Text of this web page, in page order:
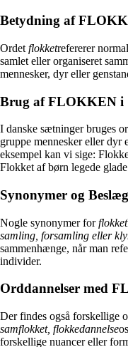
Betydning af
Ordet flokketrefererer
samlet eller organiseret
mennesker, dyr eller
Brug af FLOKKEN i
I danske sætninger bruges
gruppe mennesker eller dyr
eksempel kan vi sige:
Flokket af børn legede
Synonymer og
Nogle synonymer forflokket
samling, forsamling eller
sammenhænge, når man
individer.
Orddannelser med
Der findes også forskellige
samflokket, flokkedannelse
forskellige nuancer eller